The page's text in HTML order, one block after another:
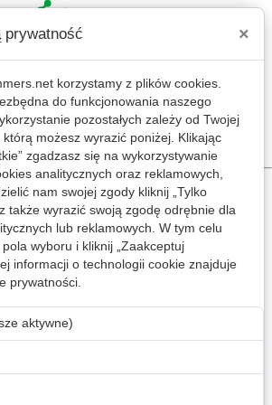
projektów
Nowy wątek
11 08:48
JS/HTML
prywatność ×
korzystamy z plików cookies.
do funkcjonowania naszego
pozostałych zależy od Twojej
możesz wyrazić poniżej. Klikając
zgadzasz się na wykorzystywanie
analitycznych oraz reklamowych,
nam swojej zgody kliknij „Tylko
także wyrazić swoją zgodę odrębnie dla
lub reklamowych. W tym celu
wyboru i kliknij „Zaakceptuj
informacji o technologii cookie znajduje
prywatności.
aktywne)